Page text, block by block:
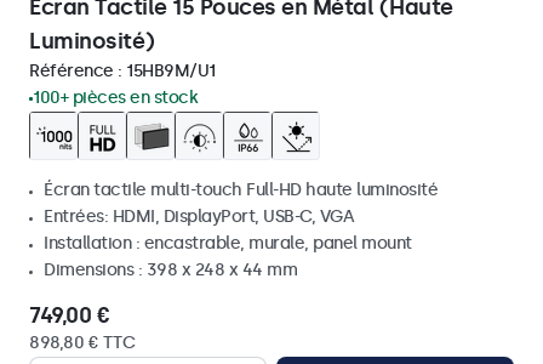
Écran Tactile 15 Pouces en Métal (Haute
Luminosité)
Référence : 15HB9M/U1
100+ pièces en stock
Écran tactile multi-touch Full-HD haute luminosité
Entrées: HDMI, DisplayPort, USB-C, VGA
Installation : encastrable, murale, panel mount
Dimensions : 398 x 248 x 44 mm
749,00 €
898,80 € TTC